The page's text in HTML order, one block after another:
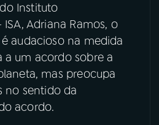
Instituto
Adriana Ramos, o
audacioso na medida
a um acordo sobre a
mas preocupa
no sentido da
acordo.